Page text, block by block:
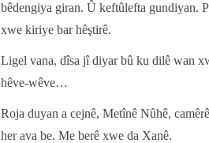
bêdengiya giran. Û keftûlefta gundiyan.
xwe kiriye bar hêştirê.
Ligel vana, dîsa jî diyar bû ku dilê wan
hêve-wêve…
Roja duyan a cejnê, Metînê Nûhê,
her ava be. Me berê xwe da Xanê.